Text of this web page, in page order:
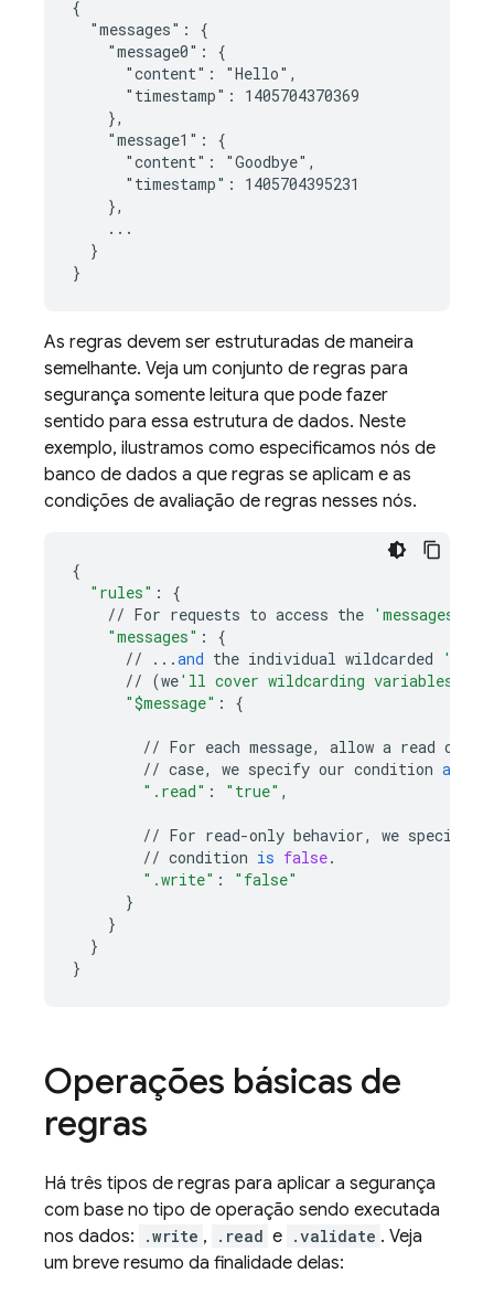
{
  "messages": {
    "message0": {
      "content": "Hello",
      "timestamp": 1405704370369
    },
    "message1": {
      "content": "Goodbye",
      "timestamp": 1405704395231
    },
    ...
  }
}
As regras devem ser estruturadas de maneira
semelhante. Veja um conjunto de regras para
segurança somente leitura que pode fazer
sentido para essa estrutura de dados. Neste
exemplo, ilustramos como especificamos nós de
banco de dados a que regras se aplicam e as
condições de avaliação de regras nesses nós.
{
"rules" :
{
// For requests to access the 'messages'
"messages" :
{
//
...and the individual wildcarded
// (we'll cover wildcarding variables
"$message" : {
// For each message, allow a read
// case, we specify our condition as
".read" : "true" ,
// For read-only behavior, we specify
// condition is false.
".write" :
"false"
}
}
}
}
Operações básicas de
regras
Há três tipos de regras para aplicar a segurança
com base no tipo de operação sendo executada
nos dados:
.write , .read e .validate . Veja
um breve resumo da finalidade delas: